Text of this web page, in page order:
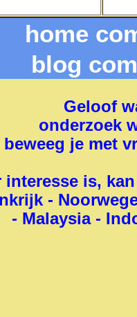
home
blog
Geloof
onderzoek
beweeg je met
interesse is,
-
- Malaysia -